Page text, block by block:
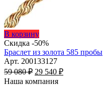
В корзинуЭтот
товар
имеет
несколько
вариаций.
Опции
Скидка -50%
Браслет из золота 585 пробы
Арт. 200133127
59 080₽ Первоначальная
цена
29 540 ₽Текущая
Наша компания